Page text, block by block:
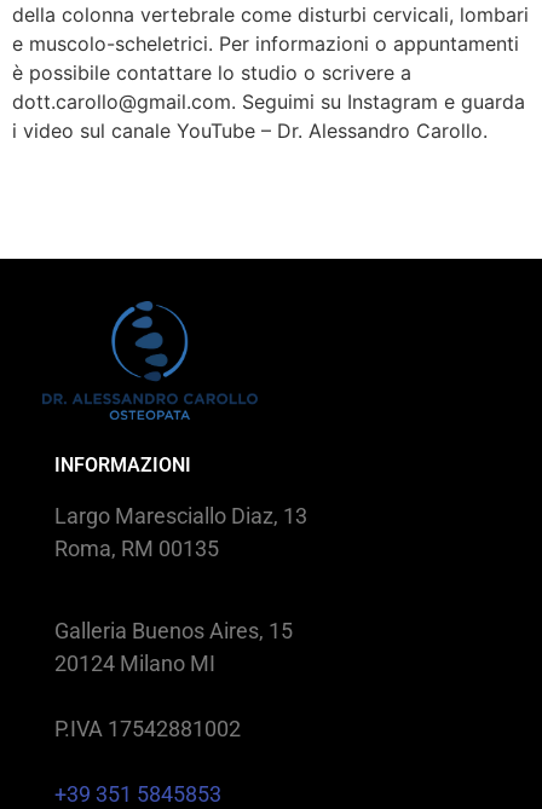
della colonna vertebrale come disturbi cervicali, lombari
e muscolo-scheletrici. Per informazioni o appuntamenti
è possibile contattare lo studio o scrivere a
dott.carollo@gmail.com. Seguimi su Instagram e guarda
i video sul canale YouTube – Dr. Alessandro Carollo.
INFORMAZIONI
Largo Maresciallo Diaz, 13
Roma, RM 00135
Galleria Buenos Aires, 15
20124 Milano MI
P.IVA 17542881002
+39 351 5845853